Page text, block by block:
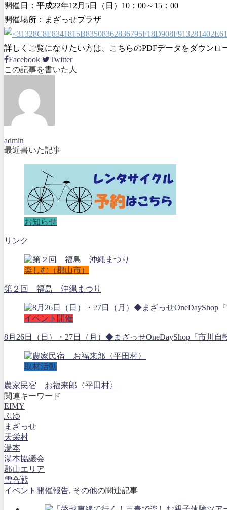
開催日：平成22年12月5日（日）10：00～15：00
開催場所：まざっせプラザ
詳しくご覧になりたい方は、こちらのPDFデータをダウ
Facebook
Twitter
この記事を書いた人
admin
最近書いた記事
お知らせ
リンク
楽しむ（郡山市）
第２回 福島 沖縄まつり
イベント開催
8月26日（日）・27日（月）◆まざっせOneDayShop『市川自
取材活動
農家民宿 お福来郎〈平田村〉
関連キーワード
EIMY
ふゆ
まざっせ
天栄村
湯本
湯本協議会
郡山エリア
雪合戦
イベント開催報告, その他の関連記事